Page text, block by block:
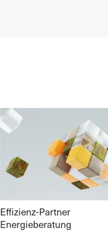
Effizienz-Partner
Energieberatung